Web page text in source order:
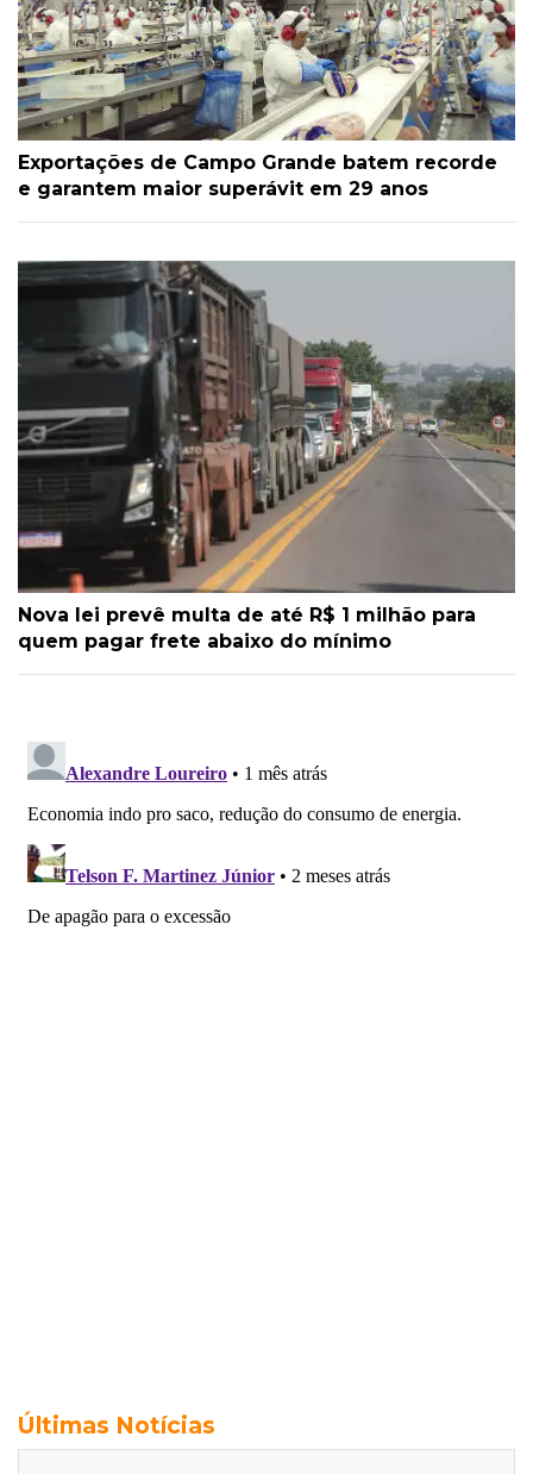
Exportações de Campo Grande batem recorde
e garantem maior superávit em 29 anos
Nova lei prevê multa de até R$ 1 milhão para
quem pagar frete abaixo do mínimo
Últimas Notícias